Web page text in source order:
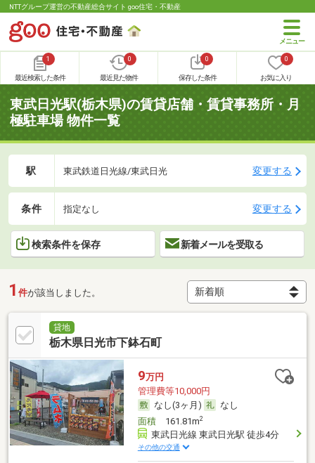
NTTグループ運営の不動産総合サイト goo住宅・不動産
1
最近検索した条件
0
最近見た物件
0
保存した条件
0
お気に入り
東武日光駅(栃木県)の賃貸店舗・賃貸事務所・月
極駐車場 物件一覧
駅 東武鉄道日光線/東武日光 変更する
条件 指定なし 変更する
検索条件を保存 新着メールを受取る
1 件が該当しました。
貸地
栃木県日光市下鉢石町
9万円
管理費等10,000円
なし(3ヶ月)
なし
面積161.81m2
東武日光線 東武日光駅 徒歩4分
その他の交通